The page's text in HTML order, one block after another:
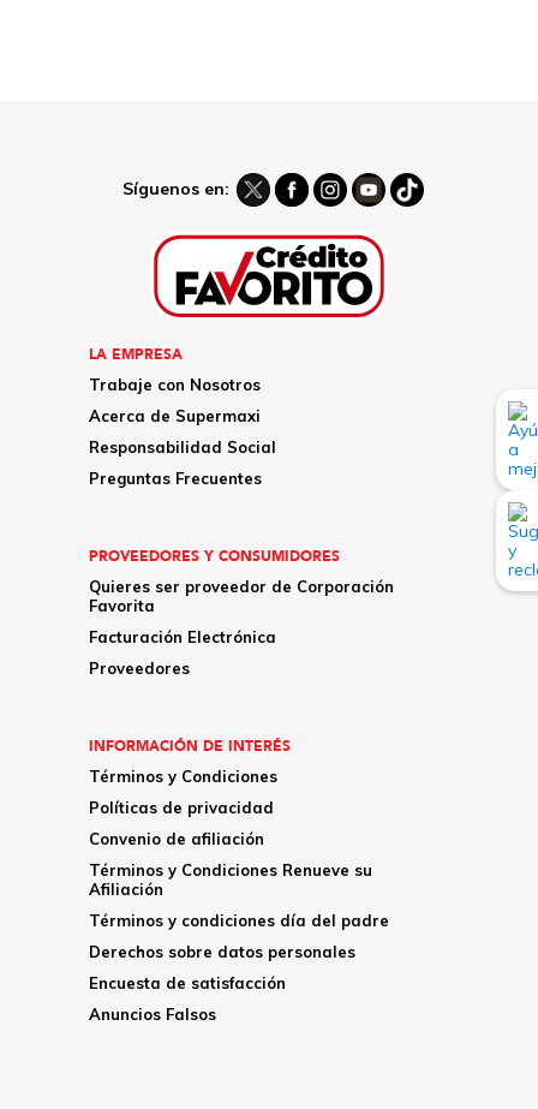
Síguenos en:
LA EMPRESA
Trabaje con Nosotros
Acerca de Supermaxi
Responsabilidad Social
Preguntas Frecuentes
PROVEEDORES Y CONSUMIDORES
Quieres ser proveedor de Corporación
Favorita
Facturación Electrónica
Proveedores
INFORMACIÓN DE INTERÉS
Términos y Condiciones
Políticas de privacidad
Convenio de afiliación
Términos y Condiciones Renueve su
Afiliación
Términos y condiciones día del padre
Derechos sobre datos personales
Encuesta de satisfacción
Anuncios Falsos